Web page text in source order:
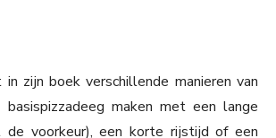
zijn boek verschillende manieren van
maken met een lange
voorkeur), een korte rijstijd of een